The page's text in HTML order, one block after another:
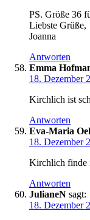
PS. Größe 36
Liebste Grüße,
Joanna
Antworten
Emma
18. Dezember
Kirchlich ist
Antworten
Eva-Maria
18. Dezember
Kirchlich finde
Antworten
JulianeN sagt:
18. Dezember